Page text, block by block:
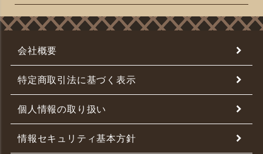
会社概要
特定商取引法に基づく表示
個人情報の取り扱い
情報セキュリティ基本方針